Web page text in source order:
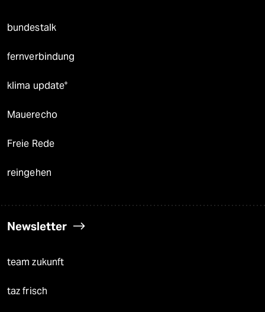
bundestalk
fernverbindung
klima update°
Mauerecho
Freie Rede
reingehen
Newsletter
team zukunft
taz frisch